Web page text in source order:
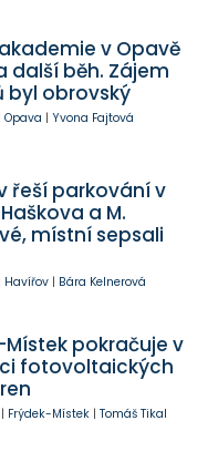
v Opavě
další běh. Zájem
byl obrovský
Opava | Yvona Fajtová
řeší parkování v
a M.
místní sepsali
Havířov| Bára Kelnerová
Místek pokračuje v
fotovoltaických
| Frýdek-Místek| Tomáš Tikal